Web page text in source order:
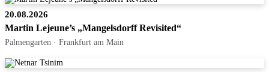
20.08.2026
Martin Lejeune’s „Mangelsdorff Revisited“
Palmengarten · Frankfurt am Main